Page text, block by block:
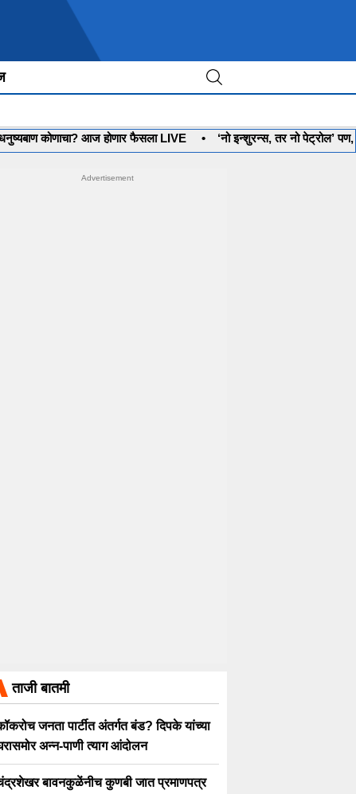
आज होणार फैसला LIVE • ‘नो इन्शुरन्स, तर नो पेट्रोल’ पण, गाडीचा
ताजी बातमी
जनता पार्टीत अंतर्गत बंड? दिपके यांच्या
अन्न-पाणी त्याग आंदोलन
बावनकुळेंनीच कुणबी जात प्रमाणपत्र